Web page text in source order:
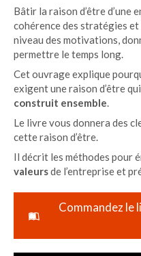
Bâtir la raison d’être d’une
cohérence des stratégies et
niveau des motivations,
permettre le temps long.
Cet ouvrage explique
exigent une raison d’être
construit ensemble.
Le livre vous donnera des
cette raison d’être.
Il décrit les méthodes pour
valeursde l’entreprise et
Commandez le